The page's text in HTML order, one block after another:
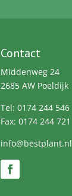
Contact
Middenweg 24
2685 AW Poeldijk
Tel: 0174 244 546
Fax: 0174 244 721
info@bestplant.nl